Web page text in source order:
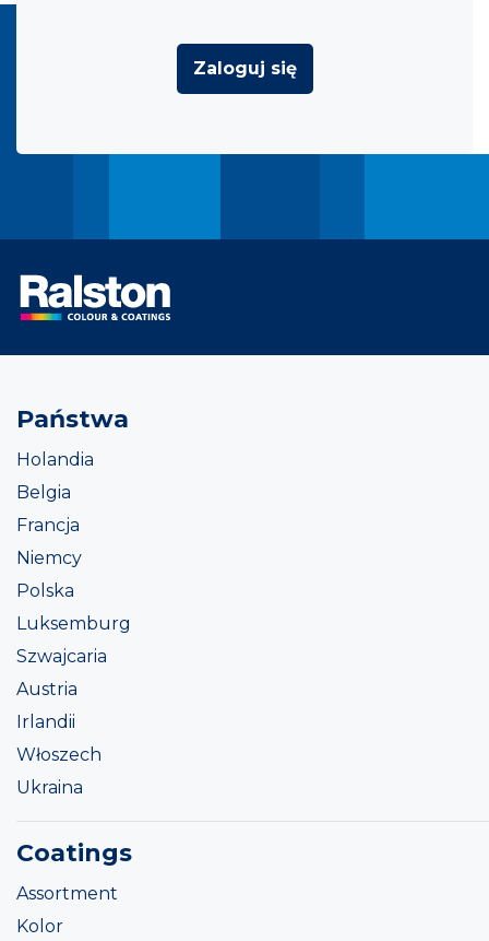
Zaloguj się
Państwa
Holandia
Belgia
Francja
Niemcy
Polska
Luksemburg
Szwajcaria
Austria
Irlandii
Włoszech
Ukraina
Coatings
Assortment
Kolor